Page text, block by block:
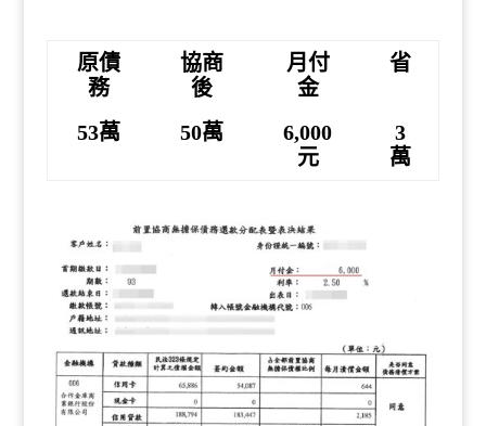
原債
務
協商
後
月付
金
省
53萬 50萬
6,000
元
3
萬